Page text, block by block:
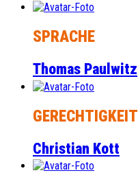
SPRACHE
Thomas Paulwitz
GERECHTIGKEIT
Christian Kott